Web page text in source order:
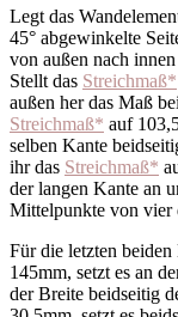
Legt das
45° abgewinkelte
von außen nach
Stellt das Streichmaß*
außen her das Maß
Streichmaß* auf
selben Kante
ihr das Streichmaß*
der langen Kante an
Mittelpunkte von vier
Für die letzten
145mm, setzt es an
der Breite beidseitig